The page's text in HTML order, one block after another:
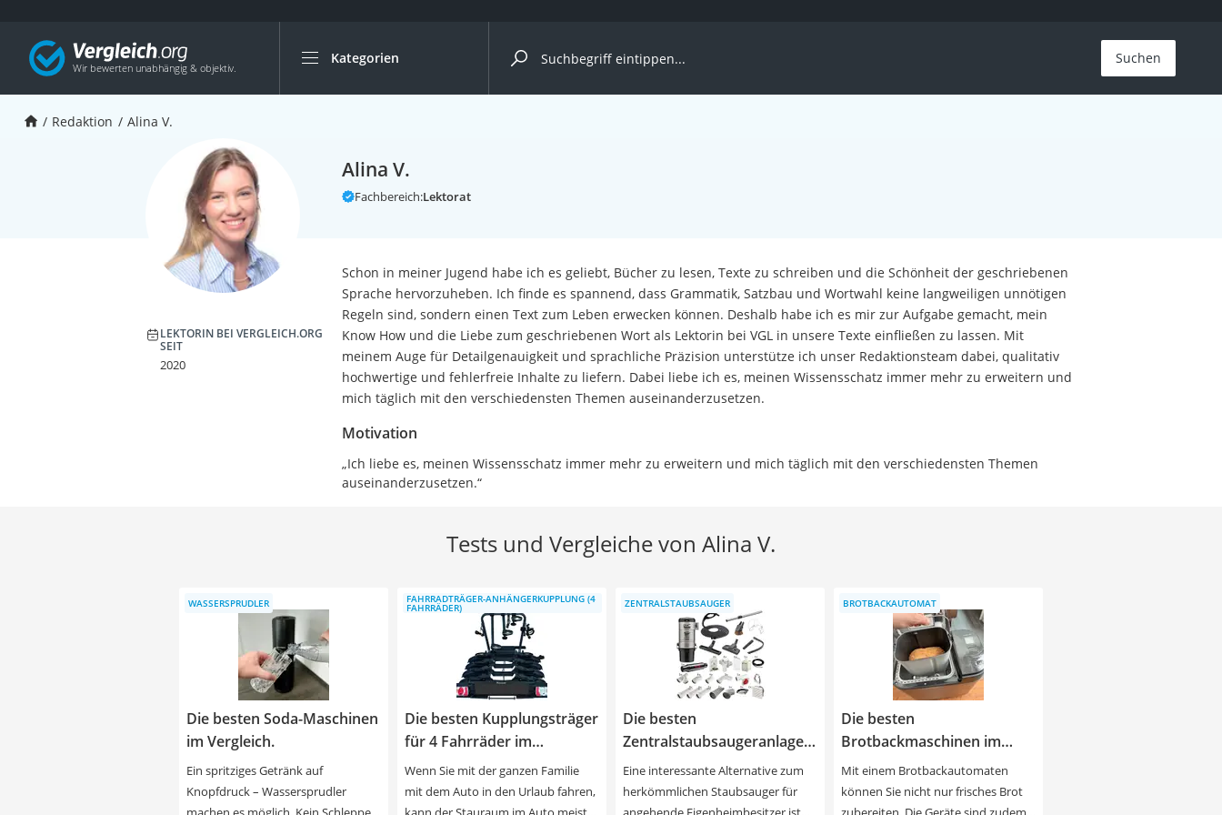
Kategorien
Die beliebtesten Vergleiche nach Kategorie
Service
Suchen
Redaktion Alina V.
Alina V.
Fachbereich:Lektorat
LEKTORIN BEI VERGLEICH.ORG
SEIT
2020
Schon in meiner Jugend habe ich es geliebt, Bücher zu lesen, Texte zu schreiben und die Schönheit der geschriebenen
Sprache hervorzuheben. Ich finde es spannend, dass Grammatik, Satzbau und Wortwahl keine langweiligen unnötigen
Regeln sind, sondern einen Text zum Leben erwecken können. Deshalb habe ich es mir zur Aufgabe gemacht, mein
Know How und die Liebe zum geschriebenen Wort als Lektorin bei VGL in unsere Texte einfließen zu lassen. Mit
meinem Auge für Detailgenauigkeit und sprachliche Präzision unterstütze ich unser Redaktionsteam dabei, qualitativ
hochwertige und fehlerfreie Inhalte zu liefern. Dabei liebe ich es, meinen Wissensschatz immer mehr zu erweitern und
mich täglich mit den verschiedensten Themen auseinanderzusetzen.
Motivation
„Ich liebe es, meinen Wissensschatz immer mehr zu erweitern und mich täglich mit den verschiedensten Themen
auseinanderzusetzen.“
Tests und Vergleiche von Alina V.
Die besten Soda-Maschinen
im Vergleich.
Ein spritziges Getränk auf
Knopfdruck – Wassersprudler
WASSERSPRUDLER
Die besten Kupplungsträger
für 4 Fahrräder im
Vergleich.
Wenn Sie mit der ganzen Familie
mit dem Auto in den Urlaub fahren,
FAHRRADTRÄGER-ANHÄNGERKUPPLUNG (4
FAHRRÄDER)
Die besten
Zentralstaubsaugeranlagen
im Vergleich.
Eine interessante Alternative zum
herkömmlichen Staubsauger für
ZENTRALSTAUBSAUGER
Die besten
Brotbackmaschinen im
Überblick.
Mit einem Brotbackautomaten
können Sie nicht nur frisches Brot
BROTBACKAUTOMAT